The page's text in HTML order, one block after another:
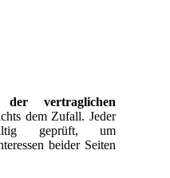
der vertraglichen
dem Zufall. Jeder
geprüft, um
beider Seiten